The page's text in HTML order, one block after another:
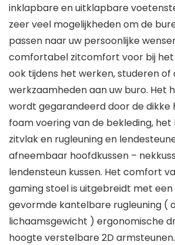
inklapbare en uitklapbare
zeer veel mogelijkheden om de
passen naar uw persoonlijke
comfortabel zitcomfort voor bij
ook tijdens het werken, studeren of
werkzaamheden aan uw buro. Het
wordt gegarandeerd door de dikke
foam voering van de bekleding,
zitvlak en rugleuning en
afneembaar hoofdkussen –
lendensteun kussen. Het comfort
gaming stoel is uitgebreidt met
gevormde kantelbare rugleuning (
lichaamsgewicht ) ergonomische
hoogte verstelbare 2D